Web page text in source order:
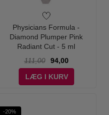
Physicians Formula -
Diamond Plumper Pink
Radiant Cut - 5 ml
111,00
94,00
LÆG I KURV
-20%